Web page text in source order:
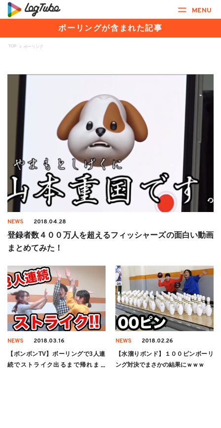
MENU
ボーリングが含まれた記事
TOP > ボーリング
NEWS 2018.04.28
登録者数４００万人を超えるフィッシャーズの面白い動画
まとめてみた！
NEWS 2018.03.16
【ボンボンTV】ボーリングで3人連
続でストライク出るまで帰れませ
NEWS 2018.02.26
【水溜りボンド】１００ピンボーリ
ング対決でまさかの結果にｗｗｗ